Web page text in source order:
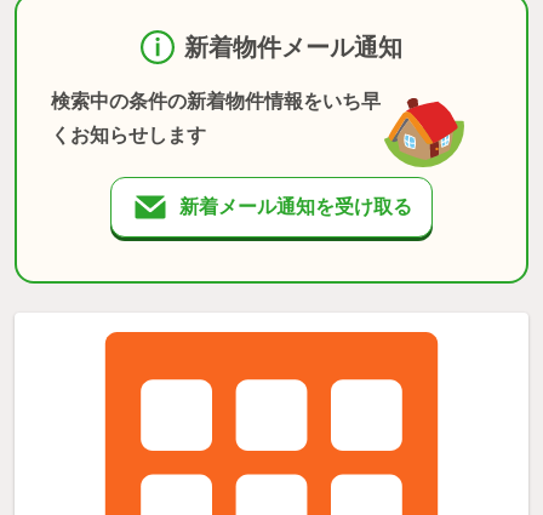
新着物件メール通知
検索中の条件の新着物件情報をいち早
くお知らせします
新着メール通知を受け取る